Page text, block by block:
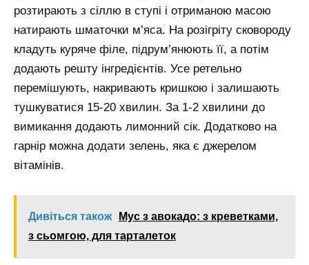
розтирають з сіллю в ступі і отриманою масою
натирають шматочки м’яса. На розігріту сковороду
кладуть куряче філе, підрум’янюють її, а потім
додають решту інгредієнтів. Усе ретельно
перемішують, накривають кришкою і залишають
тушкуватися 15-20 хвилин. За 1-2 хвилини до
вимикання додають лимонний сік. Додатково на
гарнір можна додати зелень, яка є джерелом
вітамінів.
Дивіться також
Мус з авокадо: з креветками,
з сьомгою, для тарталеток